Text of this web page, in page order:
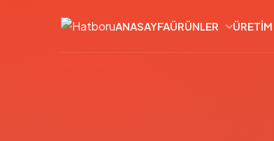
ANASAYFAÜRÜNLER ÜRETIM